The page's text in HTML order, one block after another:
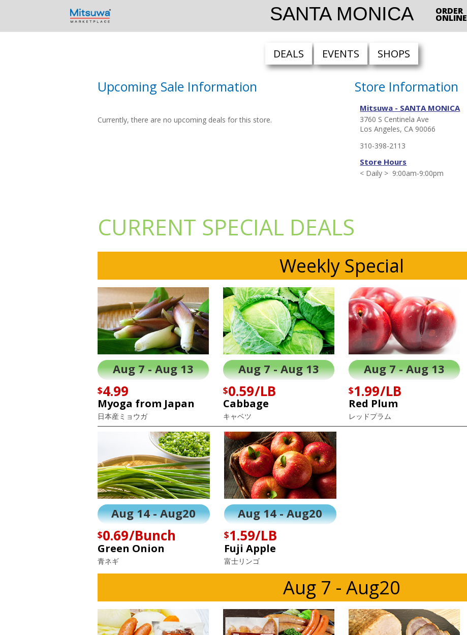
SANTA MONICA ORDER
ONLINE
DEALS EVENTS SHOPS
Upcoming Sale Information
Currently, there are no upcoming deals for this store.
Store Information
Mitsuwa - SANTA MONICA
3760 S Centinela Ave
Los Angeles, CA 90066
310-398-2113
Store Hours
< Daily > 9:00am-9:00pm
CURRENT SPECIAL DEALS
Weekly Special
Aug 7 - Aug 13
$4.99
Myoga from Japan
日本産ミョウガ
Aug 7 - Aug 13
$0.59/LB
Cabbage
キャベツ
Aug 7 - Aug 13
$1.99/LB
Red Plum
レッドプラム
Aug 14 - Aug20
$0.69/Bunch
Green Onion
青ネギ
Aug 14 - Aug20
$1.59/LB
Fuji Apple
富士リンゴ
Aug 7 - Aug20